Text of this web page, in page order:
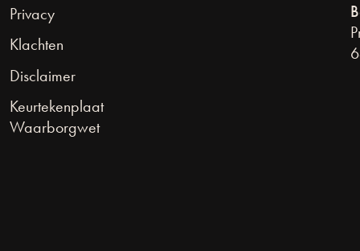
Privacy
Klachten
Disclaimer
Keurtekenplaat
Waarborgwet